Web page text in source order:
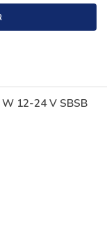
W 12-24 V SBSB